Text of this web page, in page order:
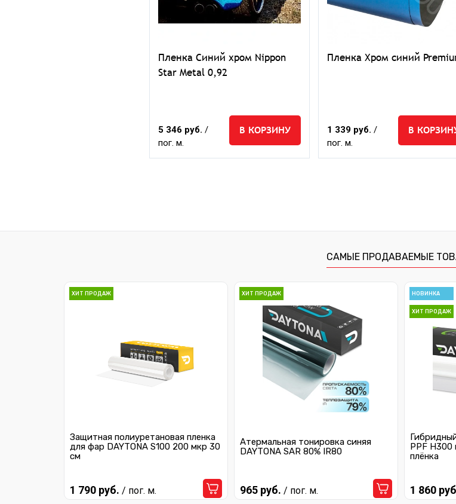
Пленка Синий хром Nippon
Star Metal 0,92
5 346 руб. /
пог. м.
В КОРЗИНУ
Пленка Хром синий
1 339 руб. /
пог. м.
В
САМЫЕ ПРОДАВАЕМЫЕ
ХИТ ПРОДАЖ
Защитная полиуретановая пленка
для фар DAYTONA S100 200 мкр 30
см
1 790 руб. / пог. м.
ХИТ ПРОДАЖ
Атермальная тонировка синяя
DAYTONA SAR 80% IR80
965 руб. / пог. м.
НОВИНКА
ХИТ ПРОДАЖ
PPF H300
плёнка
1 860